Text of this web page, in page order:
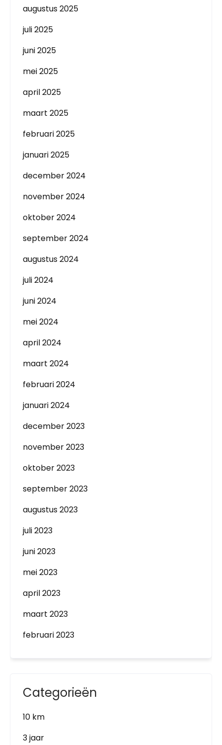
augustus 2025
juli 2025
juni 2025
mei 2025
april 2025
maart 2025
februari 2025
januari 2025
december 2024
november 2024
oktober 2024
september 2024
augustus 2024
juli 2024
juni 2024
mei 2024
april 2024
maart 2024
februari 2024
januari 2024
december 2023
november 2023
oktober 2023
september 2023
augustus 2023
juli 2023
juni 2023
mei 2023
april 2023
maart 2023
februari 2023
Categorieën
10 km
3 jaar